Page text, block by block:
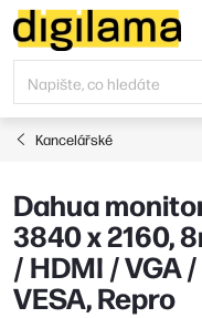
Přejít
na
obsah
Kancelářské
Dahua
3840 x 2160,
/ HDMI / VGA
VESA, Repro